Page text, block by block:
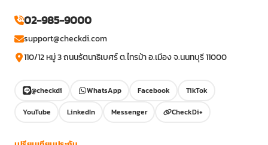
02-985-9000
support@checkdi.com
110/12 หมู่ 3 ถนนรัตนาธิเบศร์ ต.ไทรม้า อ.เมือง จ.นนทบุรี 11000
@checkdi WhatsApp Facebook
TikTok
YouTube
LinkedIn Messenger CheckDi+